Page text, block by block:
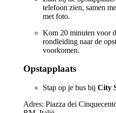
telefoon zien, samen
met foto.
Kom 20 minuten voor
rondleiding naar de
voorkomen.
Opstapplaats
Stap op je bus bij City
Adres: Piazza dei